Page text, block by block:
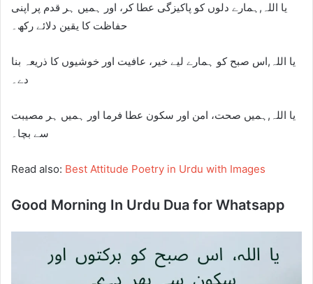
یا اللہ,ہمارے دلوں کو پاکیزگی عطا کر، اور ہمیں ہر قدم پر اپنی
حفاظت کا یقین دلائے رکھ۔
یا اللہ,اس صبح کو ہمارے لیے خیر، عافیت اور خوشیوں کا ذریعہ بنا
دے۔
یا اللہ,ہمیں صحت، امن اور سکون عطا فرما اور ہمیں ہر مصیبت
سے بچا۔
Read also: Best Attitude Poetry in Urdu with Images
Good Morning In Urdu Dua for Whatsapp